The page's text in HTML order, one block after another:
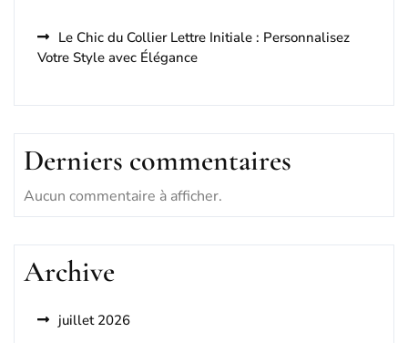
Le Chic du Collier Lettre Initiale : Personnalisez
Votre Style avec Élégance
Derniers commentaires
Aucun commentaire à afficher.
Archive
juillet 2026